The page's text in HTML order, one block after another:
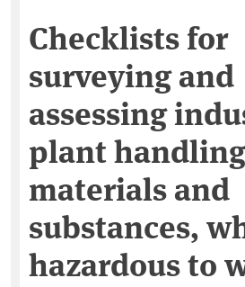
Checklists for
surveying and
assessing
plant handling
materials and
substances,
hazardous to